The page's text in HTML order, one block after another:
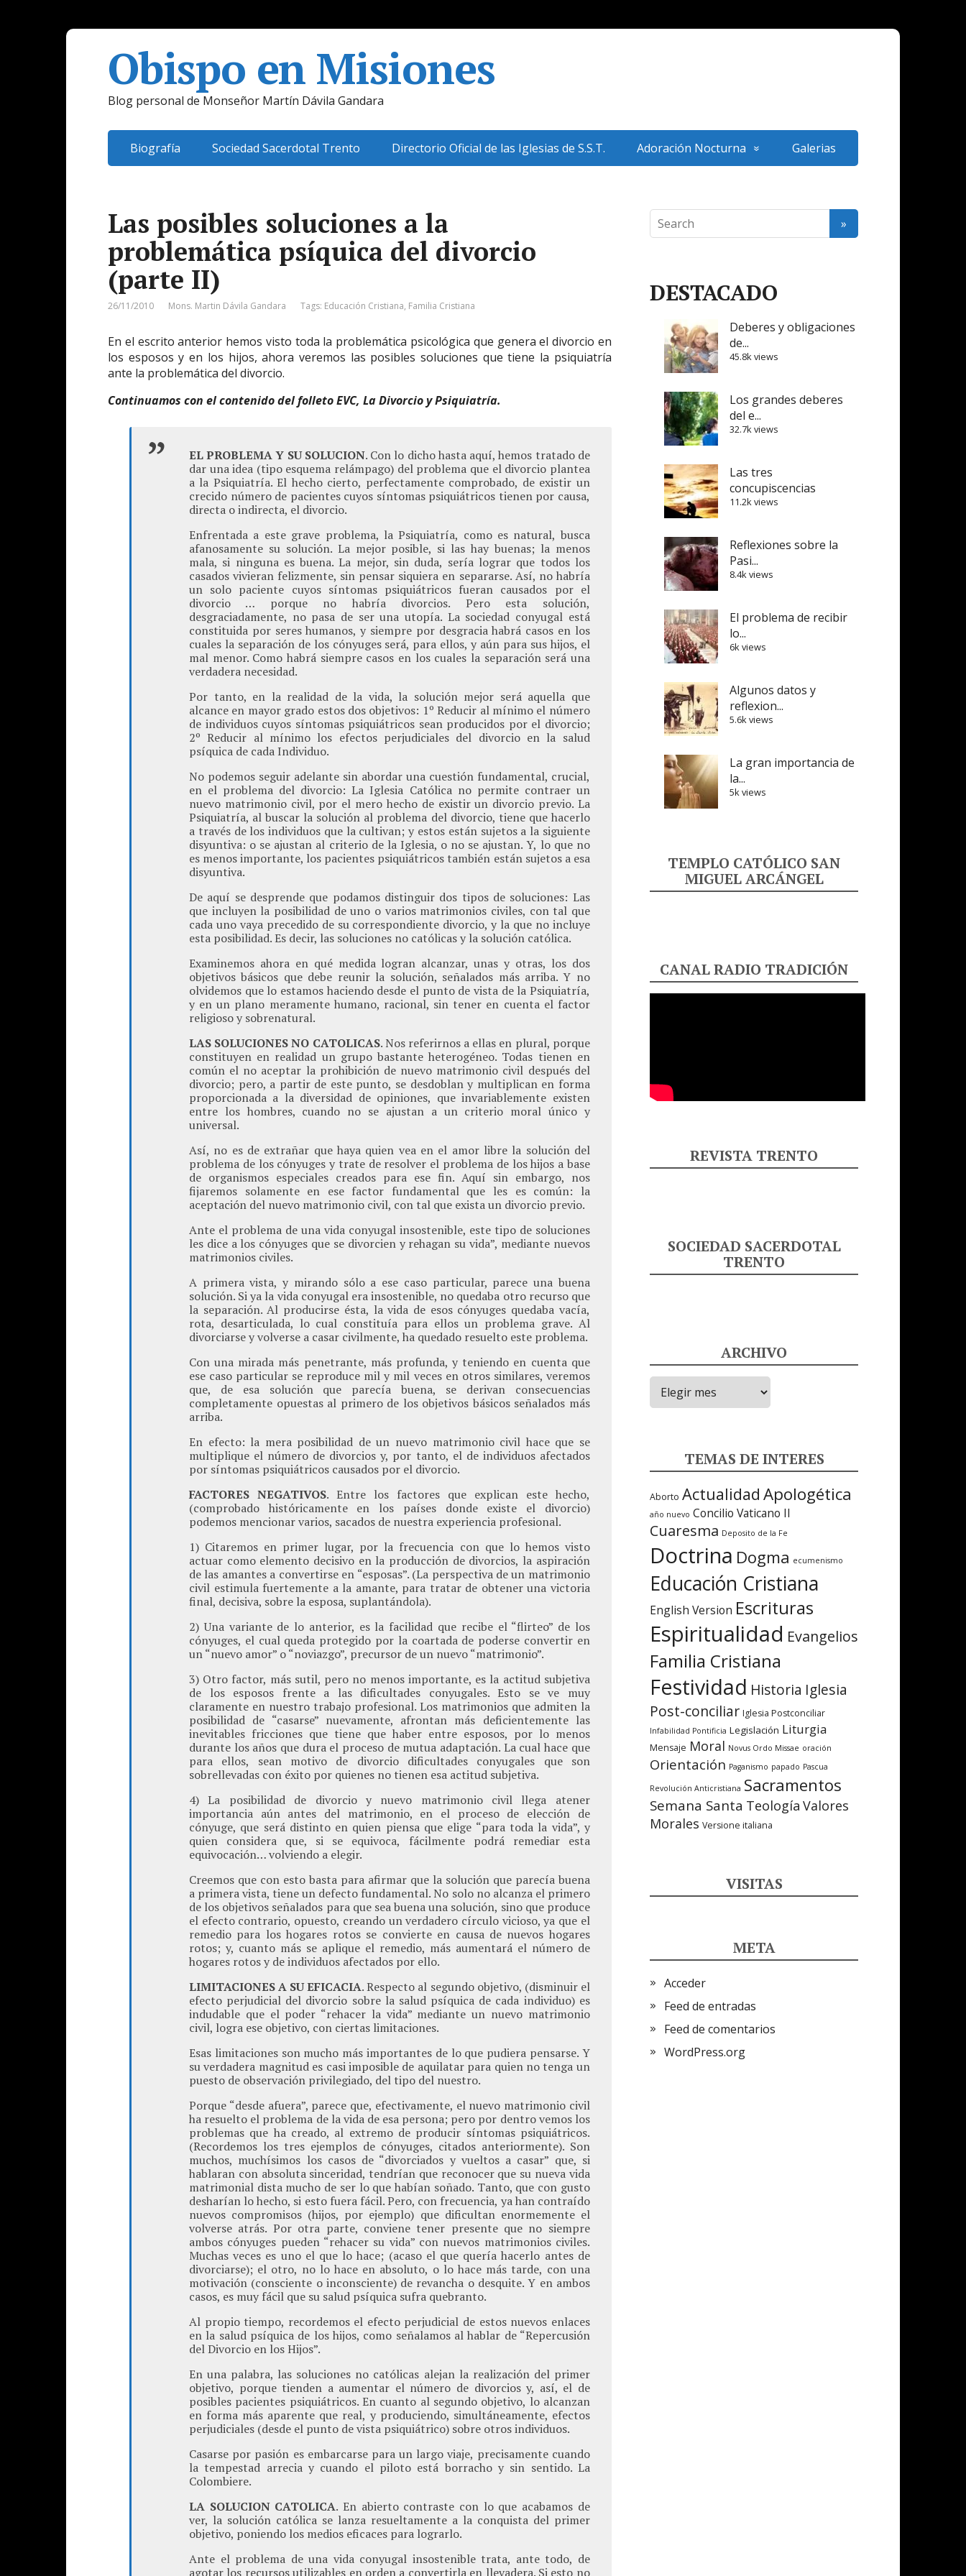
Obispo en Misiones
Blog personal de Monseñor Martín Dávila Gandara
Biografía Sociedad Sacerdotal Trento Directorio Oficial de las Iglesias de S.S.T. Adoración Nocturna Galerias
Las posibles soluciones a la
problemática psíquica del divorcio
(parte II)
26/11/2010 Mons. Martin Dávila Gandara Tags: Educación Cristiana, Familia Cristiana
En el escrito anterior hemos visto toda la problemática psicológica que genera el divorcio en
los esposos y en los hijos, ahora veremos las posibles soluciones que tiene la psiquiatría
ante la problemática del divorcio.
Continuamos con el contenido del folleto EVC, La Divorcio y Psiquiatría.
EL PROBLEMA Y SU SOLUCION. Con lo dicho hasta aquí, hemos tratado de
dar una idea (tipo esquema relámpago) del problema que el divorcio plantea
a la Psiquiatría. El hecho cierto, perfectamente comprobado, de existir un
crecido número de pacientes cuyos síntomas psiquiátricos tienen por causa,
directa o indirecta, el divorcio.
Enfrentada a este grave problema, la Psiquiatría, como es natural, busca
afanosamente su solución. La mejor posible, si las hay buenas; la menos
mala, si ninguna es buena. La mejor, sin duda, sería lograr que todos los
casados vivieran felizmente, sin pensar siquiera en separarse. Así, no habría
un solo paciente cuyos síntomas psiquiátricos fueran causados por el
divorcio … porque no habría divorcios. Pero esta solución,
desgraciadamente, no pasa de ser una utopía. La sociedad conyugal está
constituida por seres humanos, y siempre por desgracia habrá casos en los
cuales la separación de los cónyuges será, para ellos, y aún para sus hijos, el
mal menor. Como habrá siempre casos en los cuales la separación será una
verdadera necesidad.
Por tanto, en la realidad de la vida, la solución mejor será aquella que
alcance en mayor grado estos dos objetivos: 1º Reducir al mínimo el número
de individuos cuyos síntomas psiquiátricos sean producidos por el divorcio;
2º Reducir al mínimo los efectos perjudiciales del divorcio en la salud
psíquica de cada Individuo.
No podemos seguir adelante sin abordar una cuestión fundamental, crucial,
en el problema del divorcio: La Iglesia Católica no permite contraer un
nuevo matrimonio civil, por el mero hecho de existir un divorcio previo. La
Psiquiatría, al buscar la solución al problema del divorcio, tiene que hacerlo
a través de los individuos que la cultivan; y estos están sujetos a la siguiente
disyuntiva: o se ajustan al criterio de la Iglesia, o no se ajustan. Y, lo que no
es menos importante, los pacientes psiquiátricos también están sujetos a esa
disyuntiva.
De aquí se desprende que podamos distinguir dos tipos de soluciones: Las
que incluyen la posibilidad de uno o varios matrimonios civiles, con tal que
cada uno vaya precedido de su correspondiente divorcio, y la que no incluye
esta posibilidad. Es decir, las soluciones no católicas y la solución católica.
Examinemos ahora en qué medida logran alcanzar, unas y otras, los dos
objetivos básicos que debe reunir la solución, señalados más arriba. Y no
olvidemos que lo estamos haciendo desde el punto de vista de la Psiquiatría,
y en un plano meramente humano, racional, sin tener en cuenta el factor
religioso y sobrenatural.
LAS SOLUCIONES NO CATOLICAS. Nos referirnos a ellas en plural, porque
constituyen en realidad un grupo bastante heterogéneo. Todas tienen en
común el no aceptar la prohibición de nuevo matrimonio civil después del
divorcio; pero, a partir de este punto, se desdoblan y multiplican en forma
proporcionada a la diversidad de opiniones, que invariablemente existen
entre los hombres, cuando no se ajustan a un criterio moral único y
universal.
Así, no es de extrañar que haya quien vea en el amor libre la solución del
problema de los cónyuges y trate de resolver el problema de los hijos a base
de organismos especiales creados para ese fin. Aquí sin embargo, nos
fijaremos solamente en ese factor fundamental que les es común: la
aceptación del nuevo matrimonio civil, con tal que exista un divorcio previo.
Ante el problema de una vida conyugal insostenible, este tipo de soluciones
les dice a los cónyuges que se divorcien y rehagan su vida”, mediante nuevos
matrimonios civiles.
A primera vista, y mirando sólo a ese caso particular, parece una buena
solución. Si ya la vida conyugal era insostenible, no quedaba otro recurso que
la separación. Al producirse ésta, la vida de esos cónyuges quedaba vacía,
rota, desarticulada, lo cual constituía para ellos un problema grave. Al
divorciarse y volverse a casar civilmente, ha quedado resuelto este problema.
Con una mirada más penetrante, más profunda, y teniendo en cuenta que
ese caso particular se reproduce mil y mil veces en otros similares, veremos
que, de esa solución que parecía buena, se derivan consecuencias
completamente opuestas al primero de los objetivos básicos señalados más
arriba.
En efecto: la mera posibilidad de un nuevo matrimonio civil hace que se
multiplique el número de divorcios y, por tanto, el de individuos afectados
por síntomas psiquiátricos causados por el divorcio.
FACTORES NEGATIVOS. Entre los factores que explican este hecho,
(comprobado históricamente en los países donde existe el divorcio)
podemos mencionar varios, sacados de nuestra experiencia profesional.
1) Citaremos en primer lugar, por la frecuencia con que lo hemos visto
actuar como elemento decisivo en la producción de divorcios, la aspiración
de las amantes a convertirse en “esposas”. (La perspectiva de un matrimonio
civil estimula fuertemente a la amante, para tratar de obtener una victoria
final, decisiva, sobre la esposa, suplantándola).
2) Una variante de lo anterior, es la facilidad que recibe el “flirteo” de los
cónyuges, el cual queda protegido por la coartada de poderse convertir en
un “nuevo amor” o “noviazgo”, precursor de un nuevo “matrimonio”.
3) Otro factor, más sutil, pero no menos importante, es la actitud subjetiva
de los esposos frente a las dificultades conyugales. Esto se ve muy
claramente en nuestro trabajo profesional. Los matrimonios que admiten la
posibilidad de “casarse” nuevamente, afrontan más deficientemente las
inevitables fricciones que tiene que haber entre esposos, por lo menos
durante los años que dura el proceso de mutua adaptación. La cual hace que
para ellos, sean motivo de divorcio dificultades conyugales que son
sobrellevadas con éxito por quienes no tienen esa actitud subjetiva.
4) La posibilidad de divorcio y nuevo matrimonio civil llega atener
importancia aún antes del matrimonio, en el proceso de elección de
cónyuge, que será distinto en quien piensa que elige “para toda la vida”, y
quien considera que, si se equivoca, fácilmente podrá remediar esta
equivocación… volviendo a elegir.
Creemos que con esto basta para afirmar que la solución que parecía buena
a primera vista, tiene un defecto fundamental. No solo no alcanza el primero
de los objetivos señalados para que sea buena una solución, sino que produce
el efecto contrario, opuesto, creando un verdadero círculo vicioso, ya que el
remedio para los hogares rotos se convierte en causa de nuevos hogares
rotos; y, cuanto más se aplique el remedio, más aumentará el número de
hogares rotos y de individuos afectados por ello.
LIMITACIONES A SU EFICACIA. Respecto al segundo objetivo, (disminuir el
efecto perjudicial del divorcio sobre la salud psíquica de cada individuo) es
indudable que el poder “rehacer la vida” mediante un nuevo matrimonio
civil, logra ese objetivo, con ciertas limitaciones.
Esas limitaciones son mucho más importantes de lo que pudiera pensarse. Y
su verdadera magnitud es casi imposible de aquilatar para quien no tenga un
puesto de observación privilegiado, del tipo del nuestro.
Porque “desde afuera”, parece que, efectivamente, el nuevo matrimonio civil
ha resuelto el problema de la vida de esa persona; pero por dentro vemos los
problemas que ha creado, al extremo de producir síntomas psiquiátricos.
(Recordemos los tres ejemplos de cónyuges, citados anteriormente). Son
muchos, muchísimos los casos de “divorciados y vueltos a casar” que, si
hablaran con absoluta sinceridad, tendrían que reconocer que su nueva vida
matrimonial dista mucho de ser lo que habían soñado. Tanto, que con gusto
desharían lo hecho, si esto fuera fácil. Pero, con frecuencia, ya han contraído
nuevos compromisos (hijos, por ejemplo) que dificultan enormemente el
volverse atrás. Por otra parte, conviene tener presente que no siempre
ambos cónyuges pueden “rehacer su vida” con nuevos matrimonios civiles.
Muchas veces es uno el que lo hace; (acaso el que quería hacerlo antes de
divorciarse); el otro, no lo hace en absoluto, o lo hace más tarde, con una
motivación (consciente o inconsciente) de revancha o desquite. Y en ambos
casos, es muy fácil que su salud psíquica sufra quebranto.
Al propio tiempo, recordemos el efecto perjudicial de estos nuevos enlaces
en la salud psíquica de los hijos, como señalamos al hablar de “Repercusión
del Divorcio en los Hijos”.
En una palabra, las soluciones no católicas alejan la realización del primer
objetivo, porque tienden a aumentar el número de divorcios y, así, el de
posibles pacientes psiquiátricos. En cuanto al segundo objetivo, lo alcanzan
en forma más aparente que real, y produciendo, simultáneamente, efectos
perjudiciales (desde el punto de vista psiquiátrico) sobre otros individuos.
Casarse por pasión es embarcarse para un largo viaje, precisamente cuando
la tempestad arrecia y cuando el piloto está borracho y sin sentido. La
Colombiere.
LA SOLUCION CATOLICA. En abierto contraste con lo que acabamos de
ver, la solución católica se lanza resueltamente a la conquista del primer
objetivo, poniendo los medios eficaces para lograrlo.
Ante el problema de una vida conyugal insostenible trata, ante todo, de
agotar los recursos utilizables en orden a convertirla en llevadera. Si esto no
DESTACADO
Deberes y obligaciones
de...
45.8k views
Los grandes deberes
del e...
32.7k views
Las tres
concupiscencias
11.2k views
Reflexiones sobre la
Pasi...
8.4k views
El problema de recibir
lo...
6k views
Algunos datos y
reflexion...
5.6k views
La gran importancia de
la...
5k views
TEMPLO CATÓLICO SAN
MIGUEL ARCÁNGEL
CANAL RADIO TRADICIÓN
REVISTA TRENTO
SOCIEDAD SACERDOTAL
TRENTO
ARCHIVO
ARCHIVO
TEMAS DE INTERES
Aborto Actualidad Apologética
año nuevo Concilio Vaticano II
Cuaresma Deposito de la Fe
Doctrina Dogma ecumenismo
Educación Cristiana
English Version Escrituras
Espiritualidad Evangelios
Familia Cristiana
Festividad Historia Iglesia
Post-conciliar Iglesia Postconciliar
Infabilidad Pontificia Legislación Liturgia
Mensaje Moral Novus Ordo Missae oración
Orientación Paganismo papado Pascua
Revolución Anticristiana Sacramentos
Semana Santa Teología Valores
Morales Versione italiana
VISITAS
META
Acceder
Feed de entradas
Feed de comentarios
WordPress.org